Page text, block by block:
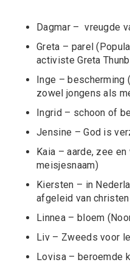
Dagmar – vreugde
Greta – parel
activiste Greta
Inge – bescherming
zowel jongens als
Ingrid – schoon of
Jensine – God is
Kaia – aarde, zee
meisjesnaam)
Kiersten – in
afgeleid van christen
Linnea – bloem
Liv – Zweeds voor
Lovisa – beroemde